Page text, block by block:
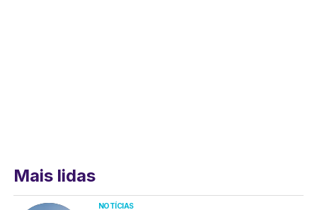
Mais lidas
NOTÍCIAS